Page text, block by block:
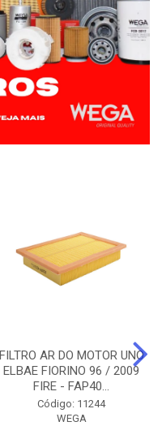
FILTRO AR DO MOTOR UNO
ELBAE FIORINO 96 / 2009
FIRE - FAP40...
Código: 11244
WEGA